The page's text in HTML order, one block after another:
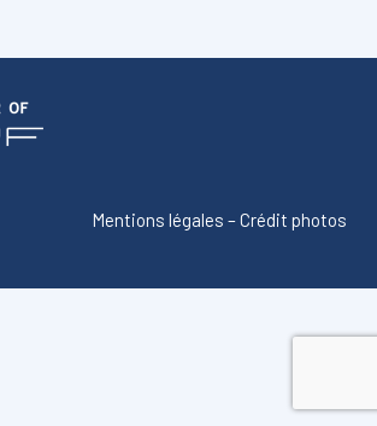
Mentions légales –Crédit photos